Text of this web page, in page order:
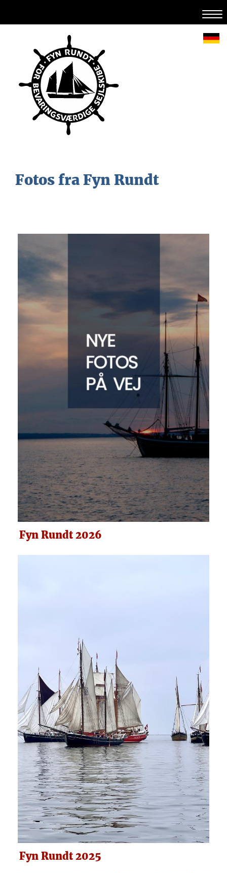
Fotos fra Fyn Rundt
Fyn Rundt 2026
Fyn Rundt 2025